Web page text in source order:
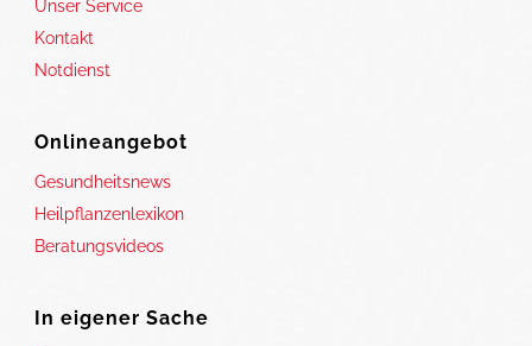
Unser Service
Kontakt
Notdienst
Onlineangebot
Gesundheitsnews
Heilpflanzenlexikon
Beratungsvideos
In eigener Sache